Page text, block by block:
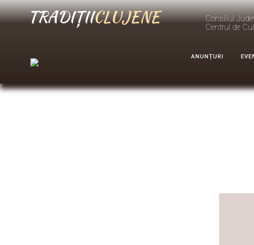
TRADIȚIICLUJENE
Consiliul
Centrul de
ANUNȚURI